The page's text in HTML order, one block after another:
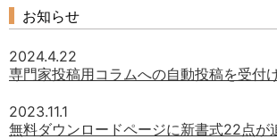
お知らせ
2024.4.22
専門家投稿用コラムへの自動投稿を受付
2023.11.1
無料ダウンロードページに新書式22点が